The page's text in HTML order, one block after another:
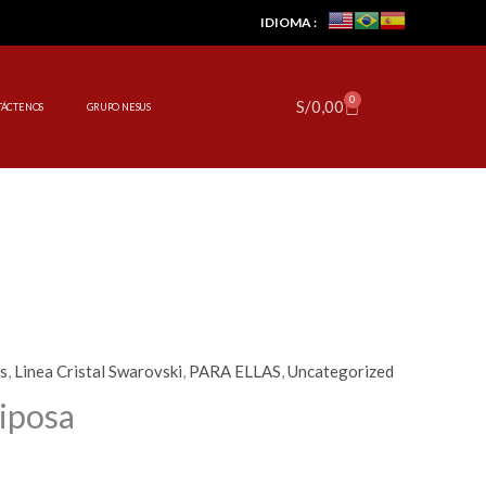
IDIOMA :
GRUPO NESUS S/0,00 0 Cart
, Linea Cristal Swarovski, PARA ELLAS,Uncategorized